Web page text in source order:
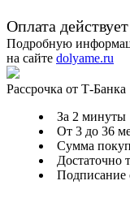
Оплата
Подробную
на сайте dolyame.ru
Рассрочка от Т-Банка
За 2 минуты
От 3 до 36
Сумма
Достаточно